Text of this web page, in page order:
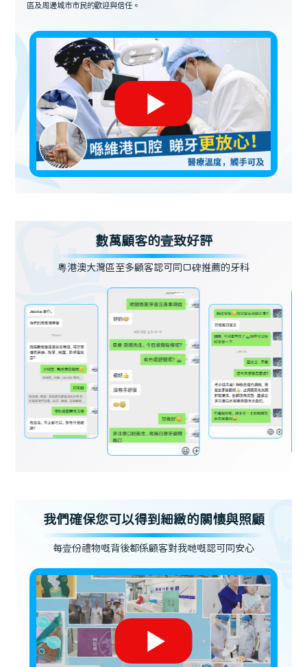
區及周邊城市市民的歡迎與信任。
數萬顧客的壹致好評
粵港澳大灣區至多顧客認可同口碑推薦的牙科
我們確保您可以得到細緻的關懷與照顧
每壹份禮物嘅背後都係顧客對我哋嘅認可同安心